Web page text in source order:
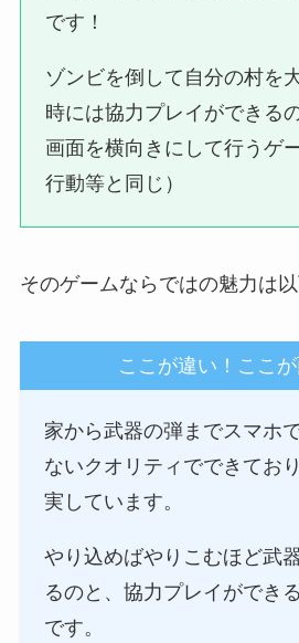
です！
ゾンビを倒して自分の村を
時には協力プレイができる
画面を横向きにして行うゲ
行動等と同じ）
そのゲームならではの魅力は以
ここが違い！ここが
家から武器の弾までスマホ
ないクオリティでできてお
実しています。
やり込めばやりこむほど武
るのと、協力プレイができ
です。